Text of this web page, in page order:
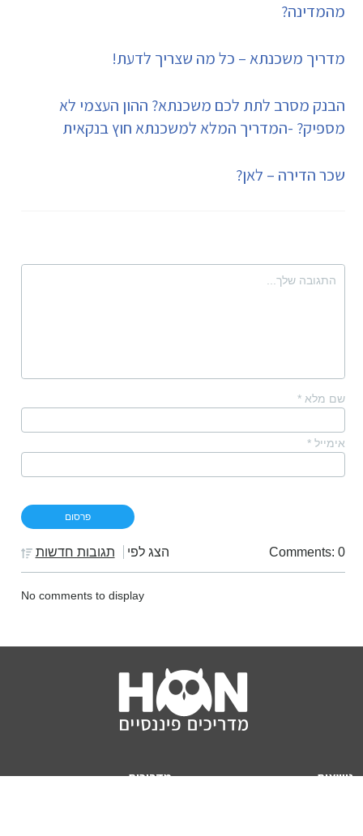
מהמדינה?
מדריך משכנתא – כל מה שצריך לדעת!
הבנק מסרב לתת לכם משכנתא? ההון העצמי לא
מספיק? -המדריך המלא למשכנתא חוץ בנקאית
שכר הדירה – לאן?
שם מלא *
אימייל *
Comments: 0 הצג לפי תגובות חדשות
No comments to display
נושאים
מדריכים